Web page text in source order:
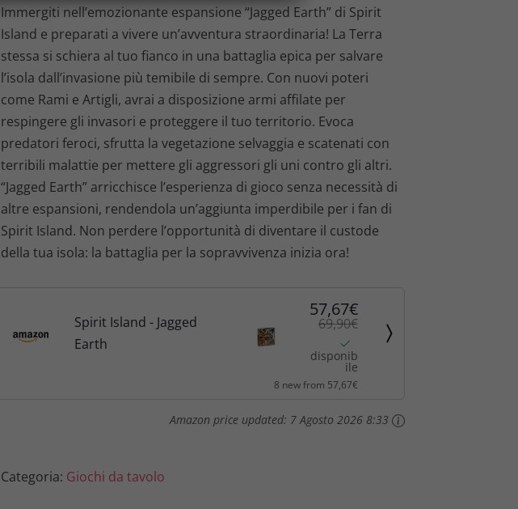
e
z
z
o
o
r
i
i
e
e
z
z
o
a
t
t
è
Immergiti nell’emozionante espansione “Jagged Earth” di Spirit
Island e preparati a vivere un’avventura straordinaria! La Terra
stessa si schiera al tuo fianco in una battaglia epica per salvare
l’isola dall’invasione più temibile di sempre. Con nuovi poteri
come Rami e Artigli, avrai a disposizione armi affilate per
respingere gli invasori e proteggere il tuo territorio. Evoca
predatori feroci, sfrutta la vegetazione selvaggia e scatenati con
terribili malattie per mettere gli aggressori gli uni contro gli altri.
“Jagged Earth” arricchisce l’esperienza di gioco senza necessità di
altre espansioni, rendendola un’aggiunta imperdibile per i fan di
Spirit Island. Non perdere l’opportunità di diventare il custode
della tua isola: la battaglia per la sopravvivenza inizia ora!
Spirit Island - Jagged
Earth
57,67€
69,90€
disponib
ile
8 new from 57,67€
Amazon price updated: 7 Agosto 2026 8:33
Categoria: Giochi da tavolo